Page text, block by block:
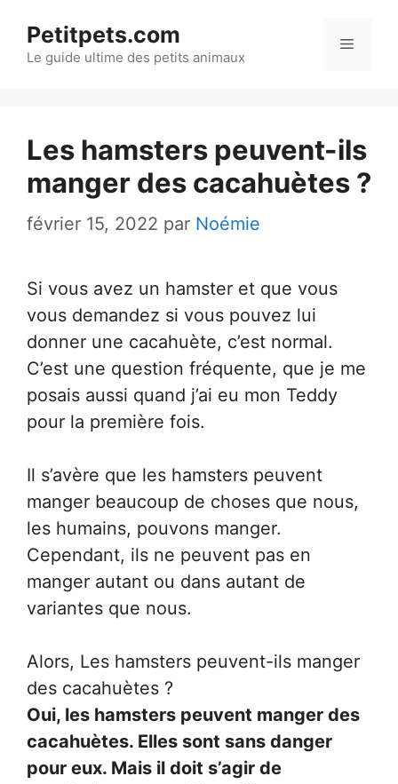
contenu
Petitpets.com
Le guide ultime des petits animaux
Menu
Les hamsters peuvent-ils
manger des cacahuètes ?
février 15, 2022 par Noémie
Si vous avez un hamster et que vous
vous demandez si vous pouvez lui
donner une cacahuète, c’est normal.
C’est une question fréquente, que je me
posais aussi quand j’ai eu mon Teddy
pour la première fois.
Il s’avère que les hamsters peuvent
manger beaucoup de choses que nous,
les humains, pouvons manger.
Cependant, ils ne peuvent pas en
manger autant ou dans autant de
variantes que nous.
Alors, Les hamsters peuvent-ils manger
des cacahuètes ?
Oui, les hamsters peuvent manger des
cacahuètes. Elles sont sans danger
pour eux. Mais il doit s’agir de